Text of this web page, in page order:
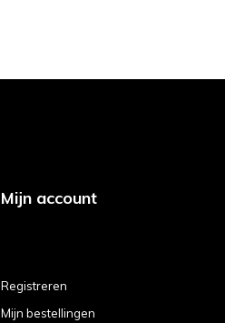
Mijn account
Registreren
Mijn bestellingen